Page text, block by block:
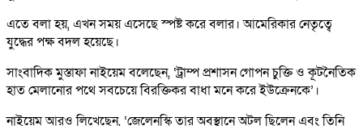
এতে বলা হয়, এখন সময় এসেছে স্পষ্ট করে বলার। আমেরিকার নেতৃত্বে
যুদ্ধের পক্ষ বদল হয়েছে।
সাংবাদিক মুস্তাফা নাইয়েম বলেছেন, ‘ট্রাম্প প্রশাসন গোপন চুক্তি ও কূটনৈতিক
হাত মেলানোর পথে সবচেয়ে বিরক্তিকর বাধা মনে করে ইউক্রেনকে’।
নাইয়েম আরও লিখেছেন, ‘জেলেনস্কি তার অবস্থানে অটল ছিলেন এবং তিনি